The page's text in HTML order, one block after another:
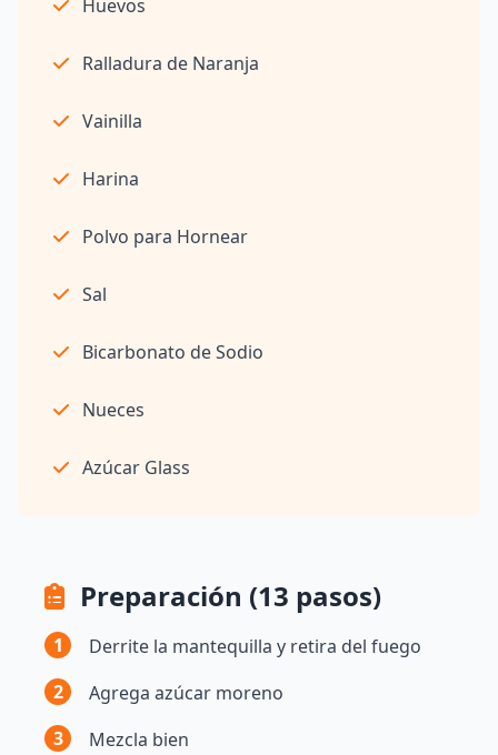
Huevos
Ralladura de Naranja
Vainilla
Harina
Polvo para Hornear
Sal
Bicarbonato de Sodio
Nueces
Azúcar Glass
Preparación (13 pasos)
1
Derrite la mantequilla y retira del fuego
2
Agrega azúcar moreno
3
Mezcla bien